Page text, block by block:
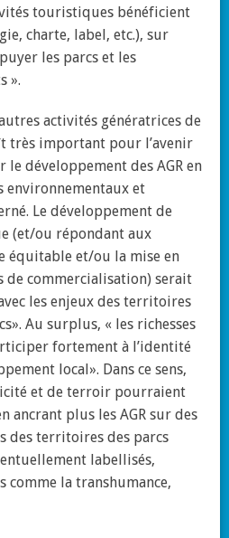
touristiques bénéficient
charte, label, etc.), sur
les parcs et les
».
activités génératrices de
très important pour l’avenir
développement des AGR en
environnementaux et
Le développement de
(et/ou répondant aux
équitable et/ou la mise en
de commercialisation) serait
les enjeux des territoires
Au surplus, « les richesses
fortement à l’identité
local». Dans ce sens,
et de terroir pourraient
ancrant plus les AGR sur des
des territoires des parcs
labellisés,
la transhumance,